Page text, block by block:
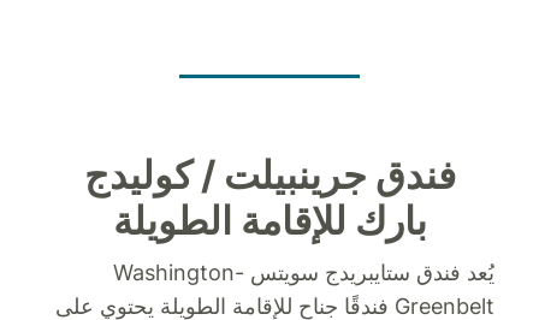
فندق جرينبيلت / كوليدج
بارك للإقامة الطويلة
يُعد فندق ستايبريدج سويتس Washington-
Greenbelt فندقًا جناح للإقامة الطويلة يحتوي على